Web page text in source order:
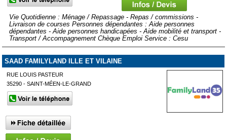
Vie Quotidienne : Ménage / Repassage - Repas / commissions -
Livraison de courses Personnes dépendantes : Aide personnes
dépendantes - Aide personnes handicapées - Aide mobilité et transport -
Transport / Accompagnement Chèque Emploi Service : Cesu
SAAD FAMILYLAND ILLE ET VILAINE
RUE LOUIS PASTEUR
35290 - SAINT-MÉEN-LE-GRAND